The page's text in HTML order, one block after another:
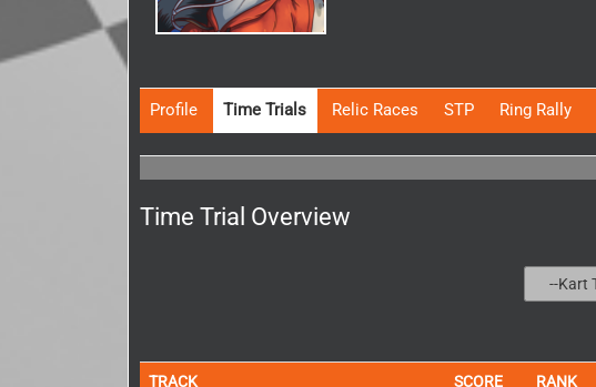
Profile Time Trials Relic Races STP Ring Rally
Time Trial Overview
TRACK SCORE RANK